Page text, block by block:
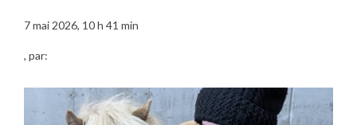
7 mai 2026, 10 h 41 min
, par: